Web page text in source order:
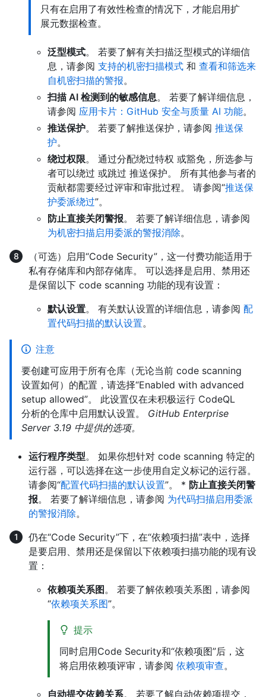
只有在启用了有效性检查的情况下，才能启用扩
展元数据检查。
泛型模式。 若要了解有关扫描泛型模式的详细信
息，请参阅 支持的机密扫描模式 和 查看和筛选来
自机密扫描的警报。
扫描 AI 检测到的敏感信息。 若要了解详细信息，
请参阅 应用卡片：GitHub 安全与质量 AI 功能。
推送保护。 若要了解推送保护，请参阅 推送保
护。
绕过权限。 通过分配绕过特权 或豁免，所选参与
者可以绕过 或跳过 推送保护。 所有其他参与者的
贡献都需要经过评审和审批过程。 请参阅“推送保
护委派绕过”。
防止直接关闭警报。 若要了解详细信息，请参阅
为机密扫描启用委派的警报消除。
（可选）启用“Code Security”，这一付费功能适用于
私有存储库和内部存储库。 可以选择是启用、禁用还
是保留以下 code scanning 功能的现有设置：
默认设置。 有关默认设置的详细信息，请参阅 配
置代码扫描的默认设置。
注意
要创建可应用于所有仓库（无论当前 code scanning
设置如何）的配置，请选择“Enabled with advanced
setup allowed”。 此设置仅在未积极运行 CodeQL
分析的仓库中启用默认设置。 GitHub Enterprise
Server 3.19 中提供的选项。
运行程序类型。 如果你想针对 code scanning 特定的
运行器，可以选择在这一步使用自定义标记的运行器。
请参阅“配置代码扫描的默认设置”。 * 防止直接关闭警
报。 若要了解详细信息，请参阅 为代码扫描启用委派
的警报消除。
仍在“Code Security”下，在“依赖项扫描”表中，选择
是要启用、禁用还是保留以下依赖项扫描功能的现有设
置：
依赖项关系图。 若要了解依赖项关系图，请参阅
“依赖项关系图”。
提示
同时启用Code Security和“依赖项图”后，这
将启用依赖项评审，请参阅 依赖项审查。
自动提交依赖关系。 若要了解自动依赖项提交，